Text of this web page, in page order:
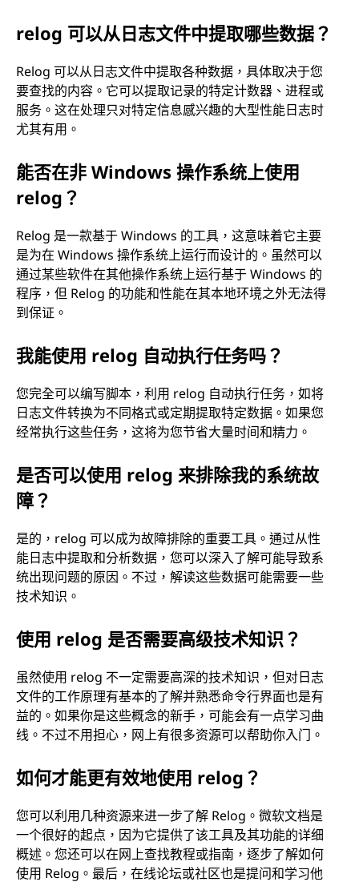
relog 可以从日志文件中提取哪些数据？
Relog 可以从日志文件中提取各种数据，具体取决于您
要查找的内容。它可以提取记录的特定计数器、进程或
服务。这在处理只对特定信息感兴趣的大型性能日志时
尤其有用。
能否在非 Windows 操作系统上使用
relog？
Relog 是一款基于 Windows 的工具，这意味着它主要
是为在 Windows 操作系统上运行而设计的。虽然可以
通过某些软件在其他操作系统上运行基于 Windows 的
程序，但 Relog 的功能和性能在其本地环境之外无法得
到保证。
我能使用 relog 自动执行任务吗？
您完全可以编写脚本，利用 relog 自动执行任务，如将
日志文件转换为不同格式或定期提取特定数据。如果您
经常执行这些任务，这将为您节省大量时间和精力。
是否可以使用 relog 来排除我的系统故
障？
是的，relog 可以成为故障排除的重要工具。通过从性
能日志中提取和分析数据，您可以深入了解可能导致系
统出现问题的原因。不过，解读这些数据可能需要一些
技术知识。
使用 relog 是否需要高级技术知识？
虽然使用 relog 不一定需要高深的技术知识，但对日志
文件的工作原理有基本的了解并熟悉命令行界面也是有
益的。如果你是这些概念的新手，可能会有一点学习曲
线。不过不用担心，网上有很多资源可以帮助你入门。
如何才能更有效地使用 relog？
您可以利用几种资源来进一步了解 Relog。微软文档是
一个很好的起点，因为它提供了该工具及其功能的详细
概述。您还可以在网上查找教程或指南，逐步了解如何
使用 Relog。最后，在线论坛或社区也是提问和学习他